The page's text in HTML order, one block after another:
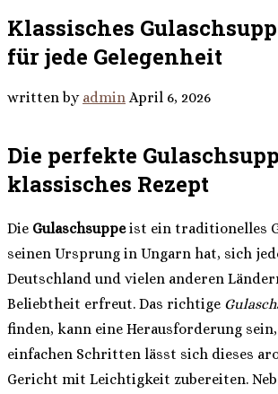
Klassisches
für jede Gelegenheit
written by admin April 6, 2026
Die perfekte
klassisches Rezept
Die Gulaschsuppeist ein traditionelles
seinen Ursprung in Ungarn hat, sich
Deutschland und vielen anderen
Beliebtheit erfreut. Das richtige
finden, kann eine Herausforderung
einfachen Schritten lässt sich dieses
Gericht mit Leichtigkeit zubereiten.